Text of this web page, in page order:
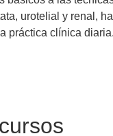
urotelial y renal,
práctica clínica